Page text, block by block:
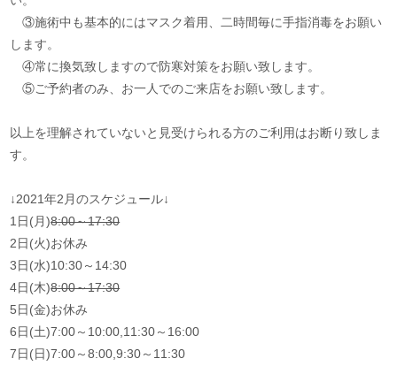
③施術中も基本的にはマスク着用、二時間毎に手指消毒をお願い
します。
④常に換気致しますので防寒対策をお願い致します。
⑤ご予約者のみ、お一人でのご来店をお願い致します。
以上を理解されていないと見受けられる方のご利用はお断り致しま
す。
↓2021年2月のスケジュール↓
1日(月)8:00～17:30
2日(火)お休み
3日(水)10:30～14:30
4日(木)8:00～17:30
5日(金)お休み
6日(土)7:00～10:00,11:30～16:00
7日(日)7:00～8:00,9:30～11:30